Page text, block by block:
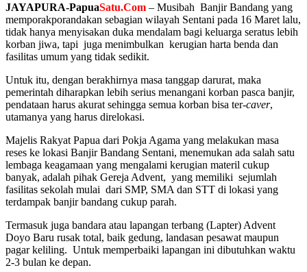
JAYAPURA-PapuaSatu.Com – Musibah Banjir Bandang yang
memporakporandakan sebagian wilayah Sentani pada 16 Maret lalu,
tidak hanya menyisakan duka mendalam bagi keluarga seratus lebih
korban jiwa, tapi juga menimbulkan kerugian harta benda dan
fasilitas umum yang tidak sedikit.
Untuk itu, dengan berakhirnya masa tanggap darurat, maka
pemerintah diharapkan lebih serius menangani korban pasca banjir,
pendataan harus akurat sehingga semua korban bisa ter-caver,
utamanya yang harus direlokasi.
Majelis Rakyat Papua dari Pokja Agama yang melakukan masa
reses ke lokasi Banjir Bandang Sentani, menemukan ada salah satu
lembaga keagamaan yang mengalami kerugian materil cukup
banyak, adalah pihak Gereja Advent, yang memiliki sejumlah
fasilitas sekolah mulai dari SMP, SMA dan STT di lokasi yang
terdampak banjir bandang cukup parah.
Termasuk juga bandara atau lapangan terbang (Lapter) Advent
Doyo Baru rusak total, baik gedung, landasan pesawat maupun
pagar keliling. Untuk memperbaiki lapangan ini dibutuhkan waktu
2-3 bulan ke depan.